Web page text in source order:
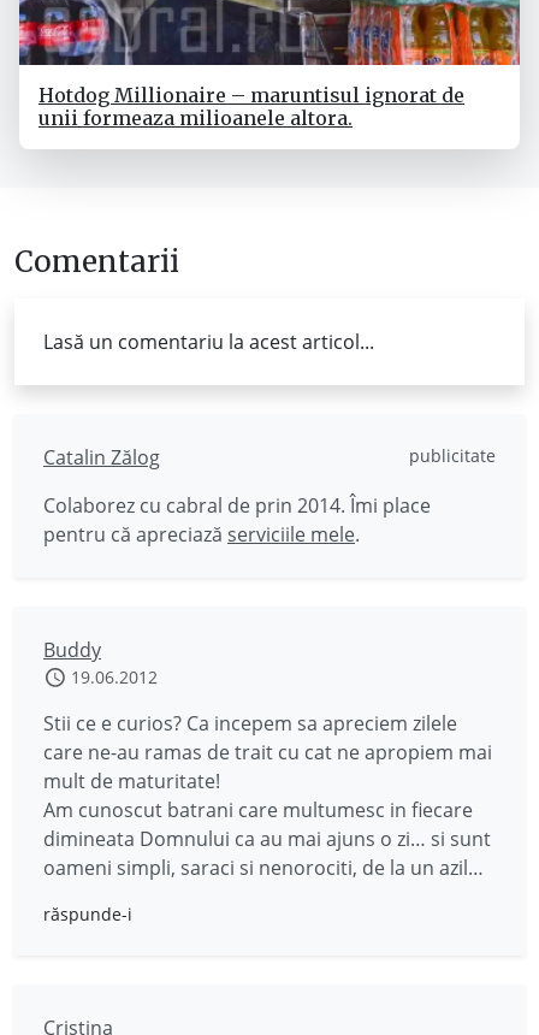
Hotdog Millionaire – maruntisul ignorat de
unii formeaza milioanele altora.
Comentarii
Lasă un comentariu la acest articol...
Catalin Zălog publicitate
Colaborez cu cabral de prin 2014. Îmi place
pentru că apreciază serviciile mele.
Buddy
19.06.2012
Stii ce e curios? Ca incepem sa apreciem zilele
care ne-au ramas de trait cu cat ne apropiem mai
mult de maturitate!
Am cunoscut batrani care multumesc in fiecare
dimineata Domnului ca au mai ajuns o zi… si sunt
oameni simpli, saraci si nenorociti, de la un azil…
răspunde-i
Cristina